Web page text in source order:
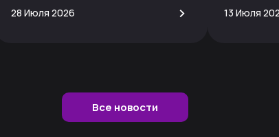
28 Июля 2026 > 13 Июля
Все новости